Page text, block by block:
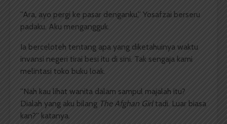
”Ara, ayo pergi ke pasar denganku,” Yosafzai berseru
padaku. Aku mengangguk.
Ia berceloteh tentang apa yang diketahuinya waktu
invansi negeri tirai besi itu di sini. Tak sengaja kami
melintasi toko buku loak.
”Nah kau lihat wanita dalam sampul majalah itu?
Dialah yang aku bilang The Afghan Girltadi. Luar biasa
kan?” katanya.